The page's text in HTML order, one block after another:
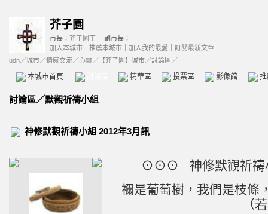
芥子園
市長： 芥子園丁
副市長：
加入本城市
推薦本城市 加入我的最愛
訂閱最新文章
udn／城市／情感交流／心靈 ／ 【芥子園】城市／討論區／
本城市首頁 精華區 投票區 影像館
討論區／默觀祈禱小組
神修默觀祈禱小組 2012年3月訊
⊙⊙⊙ 神修默觀祈
禰是葡萄樹，我們是枝條
（